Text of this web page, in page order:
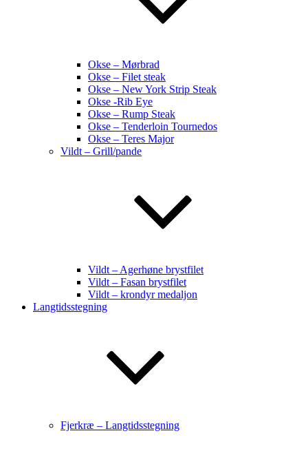
Okse – Mørbrad
Okse – Filet steak
Okse – New York Strip Steak
Okse -Rib Eye
Okse – Rump Steak
Okse – Tenderloin Tournedos
Okse – Teres Major
Vildt – Grill/pande
Vildt – Agerhøne brystfilet
Vildt – Fasan brystfilet
Vildt – krondyr medaljon
Langtidsstegning
Fjerkræ – Langtidsstegning